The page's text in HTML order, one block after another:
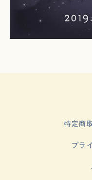
特定商
プラ